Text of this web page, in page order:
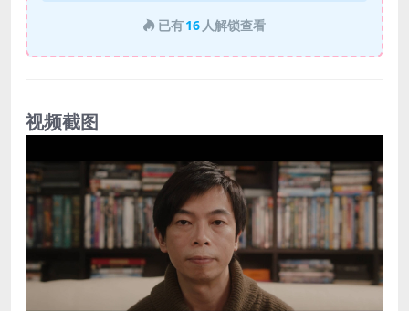
已有16 人解锁查看
视频截图